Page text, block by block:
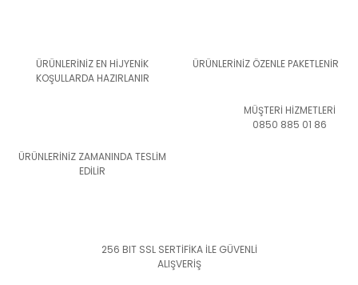
ÜRÜNLERİNİZ EN HİJYENİK
KOŞULLARDA HAZIRLANIR
ÜRÜNLERİNİZ ÖZENLE PAKETLENİR
ÜRÜNLERİNİZ ZAMANINDA TESLİM
EDİLİR
MÜŞTERİ HİZMETLERİ
0850 885 01 86
256 BIT SSL SERTİFİKA İLE GÜVENLİ
ALIŞVERİŞ